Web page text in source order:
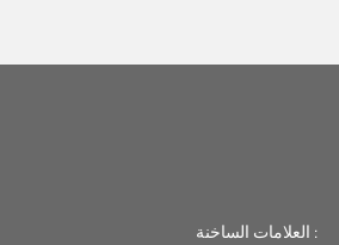
العلامات الساخنة :